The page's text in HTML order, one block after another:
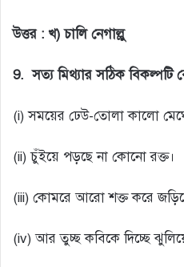
উত্তর : খ) চালি নেগাল্লু
9. সত্য মিথ্যার সঠিক বিকল্পটি
(i) সময়ের ঢেউ-তোলা কালো
(ii) চুঁইয়ে পড়ছে না কোনো রক্ত।
(iii) কোমরে আরো শক্ত করে
(iv) আর তুচ্ছ কবিকে দিচ্ছে